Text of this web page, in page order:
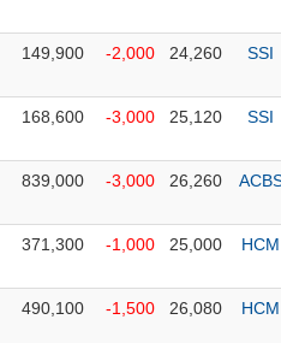
149,900 -2,000 24,260 SSI
168,600 -3,000 25,120 SSI
839,000 -3,000 26,260
371,300 -1,000 25,000 HCM
490,100 -1,500 26,080 HCM